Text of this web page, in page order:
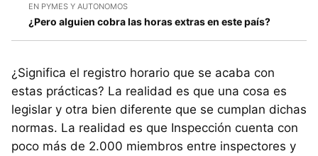
EN PYMES Y AUTONOMOS
¿Pero alguien cobra las horas extras en este país?
¿Significa el registro horario que se acaba con
estas prácticas? La realidad es que una cosa es
legislar y otra bien diferente que se cumplan dichas
normas. La realidad es que Inspección cuenta con
poco más de 2.000 miembros entre inspectores y